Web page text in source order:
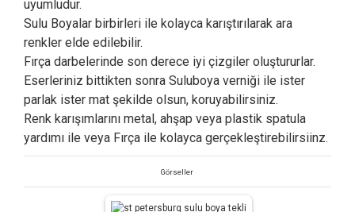
uyumludur.
Sulu Boyalar birbirleri ile kolayca karıştırılarak ara
renkler elde edilebilir.
Fırça darbelerinde son derece iyi çizgiler oluştururlar.
Eserleriniz bittikten sonra Suluboya verniği ile ister
parlak ister mat şekilde olsun, koruyabilirsiniz.
Renk karışımlarını metal, ahşap veya plastik spatula
yardımı ile veya Fırça ile kolayca gerçekleştirebilirsiinz.
Görseller